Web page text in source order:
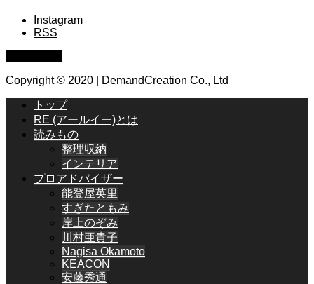
Instagram
RSS
Copyright © 2020 | DemandCreation Co., Ltd
トップ
RE (アールイー)とは
読みもの
整理収納
インテリア
プロアドバイザー
能登屋英里
すぎたともみ
岸上のぞみ
川村亜貴子
Nagisa Okamoto
KEACON
安藤秀通